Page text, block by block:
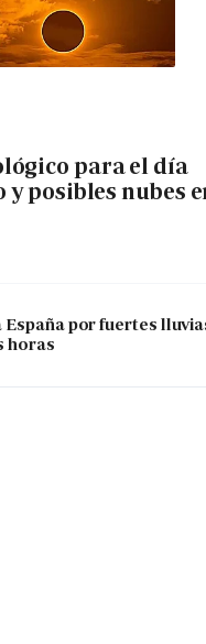
para el día
posibles nubes
España por fuertes
horas